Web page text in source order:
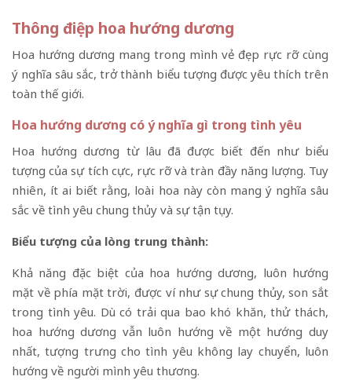
Thông điệp hoa hướng dương
Hoa hướng dương mang trong mình vẻ đẹp rực rỡ cùng
ý nghĩa sâu sắc, trở thành biểu tượng được yêu thích trên
toàn thế giới.
Hoa hướng dương có ý nghĩa gì trong tình yêu
Hoa hướng dương từ lâu đã được biết đến như biểu
tượng của sự tích cực, rực rỡ và tràn đầy năng lượng. Tuy
nhiên, ít ai biết rằng, loài hoa này còn mang ý nghĩa sâu
sắc về tình yêu chung thủy và sự tận tụy.
Biểu tượng của lòng trung thành:
Khả năng đặc biệt của hoa hướng dương, luôn hướng
mặt về phía mặt trời, được ví như sự chung thủy, son sắt
trong tình yêu. Dù có trải qua bao khó khăn, thử thách,
hoa hướng dương vẫn luôn hướng về một hướng duy
nhất, tượng trưng cho tình yêu không lay chuyển, luôn
hướng về người mình yêu thương.